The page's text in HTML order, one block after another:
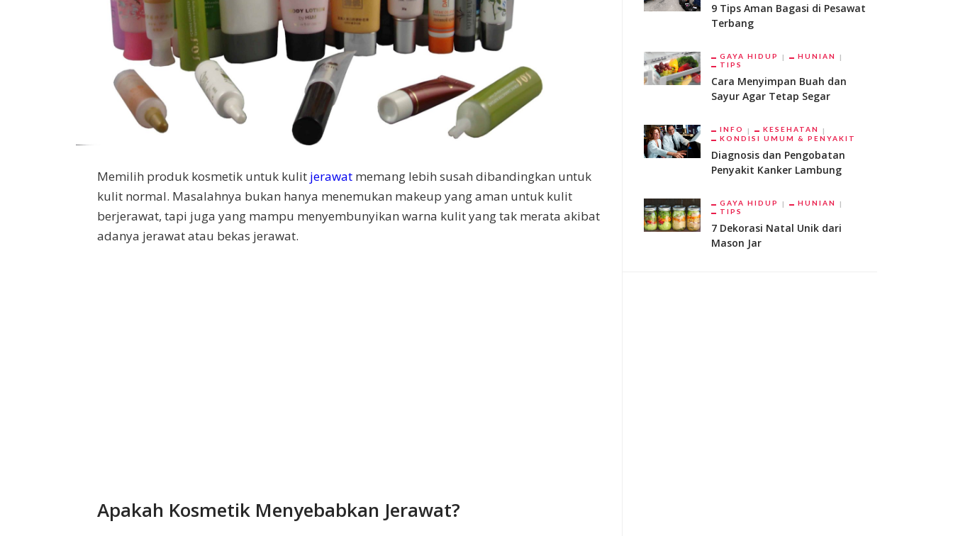
Memilih produk kosmetik untuk kulit jerawat memang lebih susah dibandingkan untuk
kulit normal. Masalahnya bukan hanya menemukan makeup yang aman untuk kulit
berjerawat, tapi juga yang mampu menyembunyikan warna kulit yang tak merata akibat
adanya jerawat atau bekas jerawat.
Apakah Kosmetik Menyebabkan Jerawat?
9 Tips Aman Bagasi di Pesawat
Terbang
GAYA HIDUP
HUNIAN
TIPS
Cara Menyimpan Buah dan
Sayur Agar Tetap Segar
INFO
KESEHATAN
KONDISI UMUM & PENYAKIT
Diagnosis dan Pengobatan
Penyakit Kanker Lambung
GAYA HIDUP
HUNIAN
TIPS
7 Dekorasi Natal Unik dari
Mason Jar